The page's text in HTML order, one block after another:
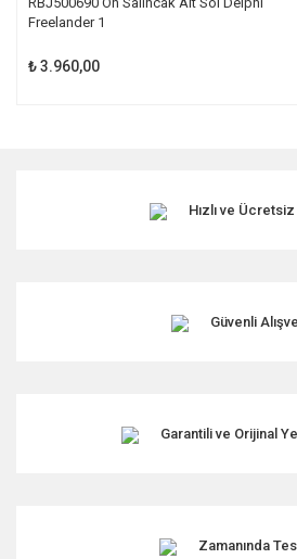
Freelander 1
₺ 3.960,00
Hızlı ve
Güvenli
Garantili ve Orijinal
Zamanında